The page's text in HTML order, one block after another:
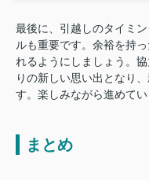
最後に、引越しのタイミ
ルも重要です。余裕を持
れるようにしましょう。
りの新しい思い出となり
す。楽しみながら進めて
まとめ